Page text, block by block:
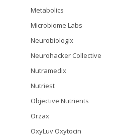
Metabolics
Microbiome Labs
Neurobiologix
Neurohacker Collective
Nutramedix
Nutriest
Objective Nutrients
Orzax
OxyLuv Oxytocin